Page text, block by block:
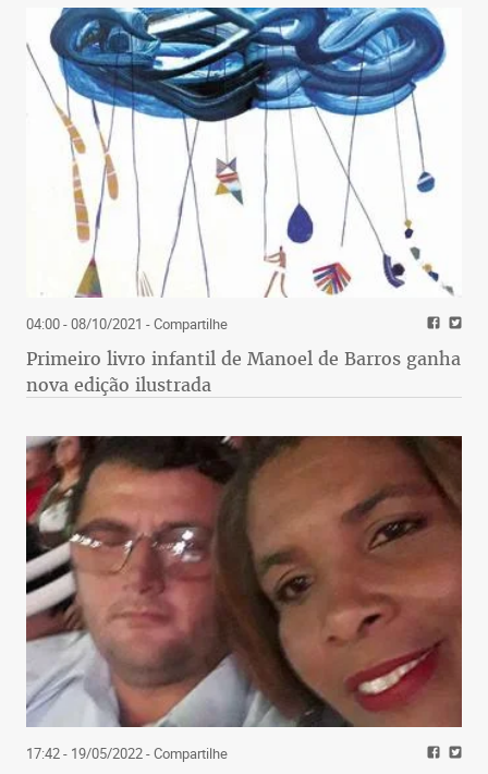
04:00 - 08/10/2021 - Compartilhe
Primeiro livro infantil de Manoel de Barros ganha
nova edição ilustrada
17:42 - 19/05/2022- Compartilhe